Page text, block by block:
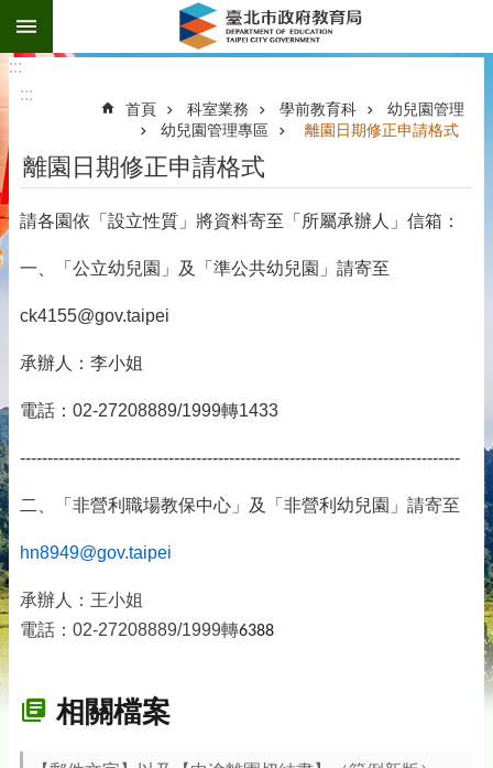
跳到主要內容區塊
:::
:::
首頁 科室業務 學前教育科
幼兒園管理
幼兒園管理專區
離園日期修正申請格式
離園日期修正申請格式
請各園依「設立性質」將資料寄至「所屬承辦人」信箱：
一、「公立幼兒園」及「準公共幼兒園」請寄至
ck4155@gov.taipei
承辦人：李小姐
電話：02-27208889/1999轉1433
--------------------------------------------------------------------------------
二、「非營利職場教保中心」及「非營利幼兒園」 請寄至
hn8949@gov.taipei
承辦人：王小姐
電話：02-27208889/1999轉6388
相關檔案